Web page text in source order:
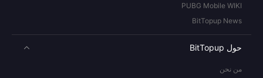
PUBG Mobile WIKI
BitTopup News
حول BitTopup
من نحن